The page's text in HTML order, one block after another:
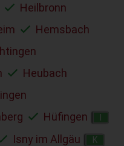
Heilbronn
Hemsbach
Heubach
Hüfingen
Isny im Allgäu K